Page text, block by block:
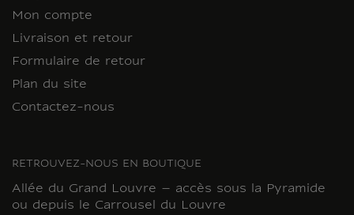
Mon compte
Livraison et retour
Formulaire de retour
Plan du site
Contactez-nous
RETROUVEZ-NOUS EN BOUTIQUE
Allée du Grand Louvre – accès sous la Pyramide
ou depuis le Carrousel du Louvre